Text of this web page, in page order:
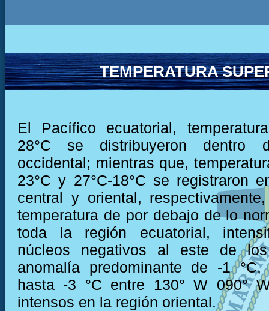
TEMPERATURA
El Pacífico ecuatorial,
28°C se distribuyeron dentro
occidental; mientras que,
23°C y 27°C-18°C se registraron
central y oriental,
temperatura de por debajo de lo
toda la región ecuatorial,
núcleos negativos al este de
anomalía predominante de -1 °C,
hasta -3 °C entre 130° W 090°
intensos en la región oriental.